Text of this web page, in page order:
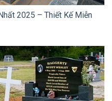
2025 – Thiết Kế Miễn